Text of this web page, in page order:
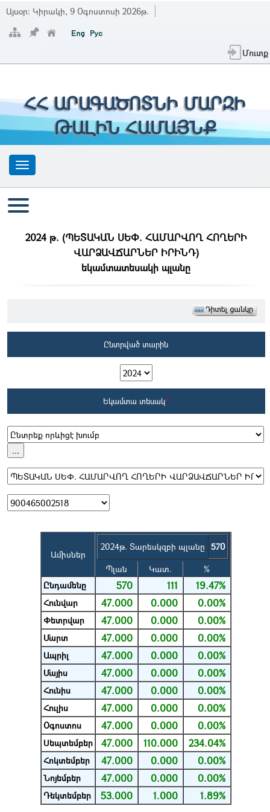
Այսօր: Կիրակի, 9 Օգոստոսի 2026թ.
Մուտք
ՀՀ ԱՐԱԳԱԾՈՏՆԻ ՄԱՐԶԻ
ԹԱԼԻՆ ՀԱՄԱՅՆՔ
2024 թ. (ՊԵՏԱԿԱՆ ՍԵՓ. ՀԱՄԱՐՎՈՂ ՀՈՂԵՐԻ
ՎԱՐՁԱՎՃԱՐՆԵՐ ԻՐԻՆԴ)
եկամտատեսակի պլանը
Ընտրված տարին
Եկամտա տեսակ*
Ամիսներ
2024թ. Տարեսկզբի պլանը
570
Պլան
Կատ.
%
Ընդամենը
570 111 19.47%
Հունվար 47.000 0.000 0.00%
Փետրվար 47.000 0.000 0.00%
Մարտ 47.000 0.000 0.00%
Ապրիլ 47.000 0.000 0.00%
Մայիս 47.000 0.000 0.00%
Հունիս 47.000 0.000 0.00%
Հուլիս 47.000 0.000 0.00%
Օգոստոս 47.000 0.000 0.00%
Սեպտեմբեր 47.000 110.000 234.04%
Հոկտեմբեր 47.000 0.000 0.00%
Նոյեմբեր 47.000 0.000 0.00%
Դեկտեմբեր 53.000 1.000 1.89%